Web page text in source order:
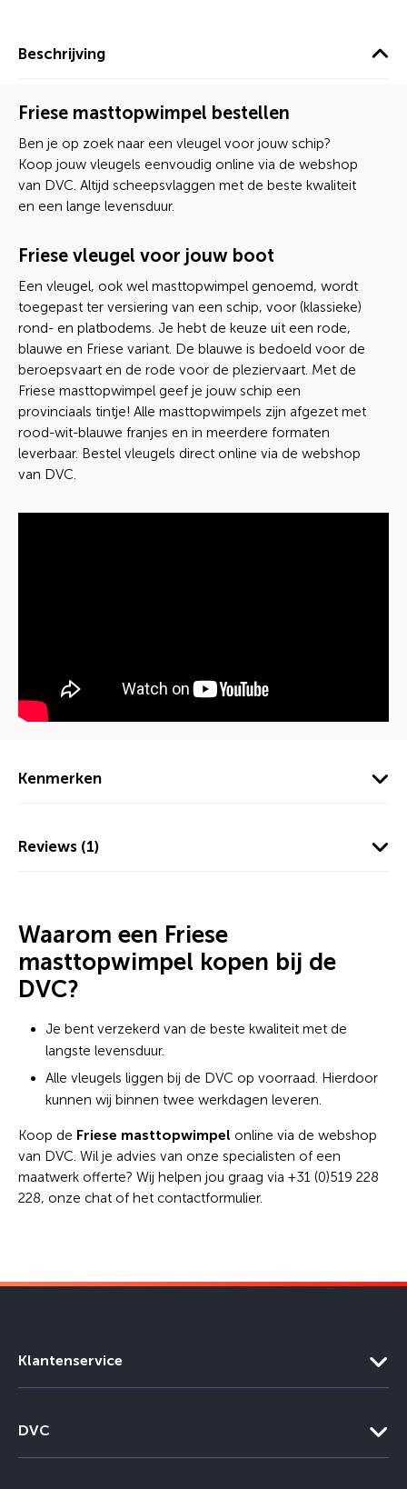
Beschrijving
Friese masttopwimpel bestellen
Ben je op zoek naar een vleugel voor jouw schip?
Koop jouw vleugels eenvoudig online via de webshop
van DVC. Altijd scheepsvlaggen met de beste kwaliteit
en een lange levensduur.
Friese vleugel voor jouw boot
Een vleugel, ook wel masttopwimpel genoemd, wordt
toegepast ter versiering van een schip, voor (klassieke)
rond- en platbodems. Je hebt de keuze uit een rode,
blauwe en Friese variant. De blauwe is bedoeld voor de
beroepsvaart en de rode voor de pleziervaart. Met de
Friese masttopwimpel geef je jouw schip een
provinciaals tintje! Alle masttopwimpels zijn afgezet met
rood-wit-blauwe franjes en in meerdere formaten
leverbaar. Bestel vleugels direct online via de webshop
van DVC.
Kenmerken
Reviews (1)
Waarom een Friese
masttopwimpel kopen bij de
DVC?
Je bent verzekerd van de beste kwaliteit met de
langste levensduur.
Alle vleugels liggen bij de DVC op voorraad. Hierdoor
kunnen wij binnen twee werkdagen leveren.
Koop de Friese masttopwimpel online via de webshop
van DVC. Wil je advies van onze specialisten of een
maatwerk offerte? Wij helpen jou graag via +31 (0)519 228
228, onze chat of het contactformulier.
Klantenservice
DVC